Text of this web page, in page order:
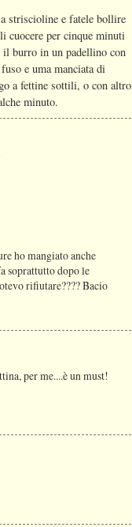
a striscioline e fatele bollire
cuocere per cinque minuti
il burro in un padellino con
e uma manciata di
a fettine sottili, o con altro
minuto.
ho mangiato anche
soprattutto dopo le
rifiutare???? Bacio
per me....è un must!